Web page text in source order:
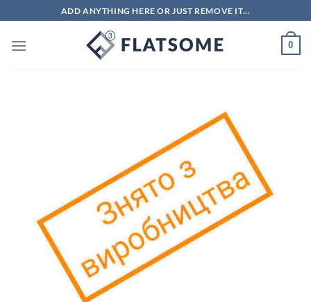
to
content
ADD ANYTHING HERE OR JUST REMOVE IT...
0